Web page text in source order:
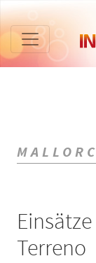
Terreno